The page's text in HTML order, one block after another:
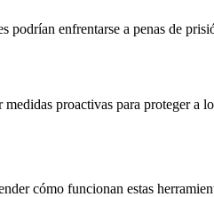
podrían enfrentarse a penas de
medidas proactivas para proteger a
cómo funcionan estas